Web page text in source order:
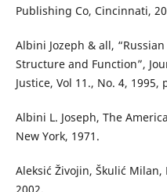
Publishing Co, Cincinnati,
Albini Jozeph & all,
Structure and Function”,
Justice, Vol 11., No. 4, 1995,
Albini L. Joseph, The
New York, 1971.
Aleksić Živojin, Škulić